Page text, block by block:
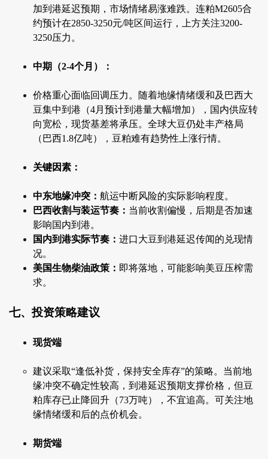
加到港延迟预期，市场情绪易涨难跌。连粕M2605合
约预计在2850-3250元/吨区间运行，上方关注3200-
3250压力。
中期（2-4个月）：
价格重心面临回调压力。随着地缘情绪缓和及巴西大
豆集中到港（4月预计到港量大幅增加），国内供应转
向宽松，现货基差将承压。全球大豆仍处丰产格局
（巴西1.8亿吨），豆粕难有趋势性上涨行情。
关键因素：
中东地缘冲突： 航运中断风险的实际影响程度。
巴西收割与装运节奏： 当前收割偏慢，后期是否加速
影响国内到港。
国内到港实际节奏： 进口大豆到港延迟传闻的兑现情
况。
美国生物柴油政策： 即将落地，可能影响美豆压榨需
求。
七、投资策略建议
现货端
建议采取“逢低补货，保持安全库存”的策略。当前地
缘冲突不确定性较高，到港延迟预期支撑价格，但豆
粕库存已止降回升（73万吨），不宜追高。可关注地
缘情绪缓和后的点价机会。
期货端